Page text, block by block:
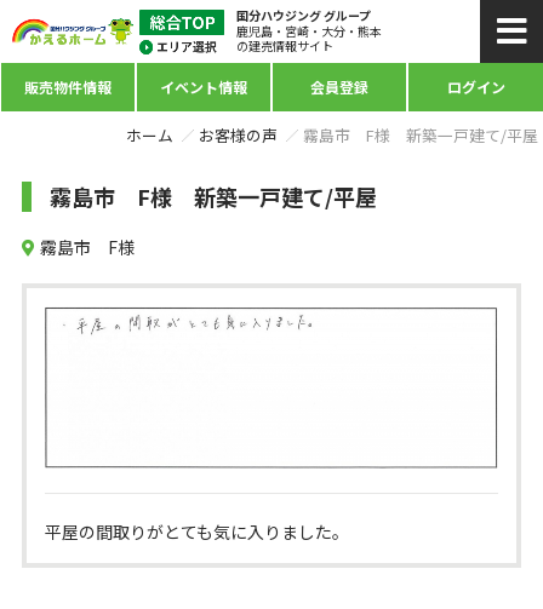
国分ハウジング グループ
鹿児島・宮崎・大分・熊本
の建売情報サイト
販売物件情報 イベント情報 会員登録 ログイン
ホーム お客様の声 霧島市 F様 新築一戸建て/平屋
霧島市 F様 新築一戸建て/平屋
霧島市 F様
平屋の間取りがとても気に入りました。